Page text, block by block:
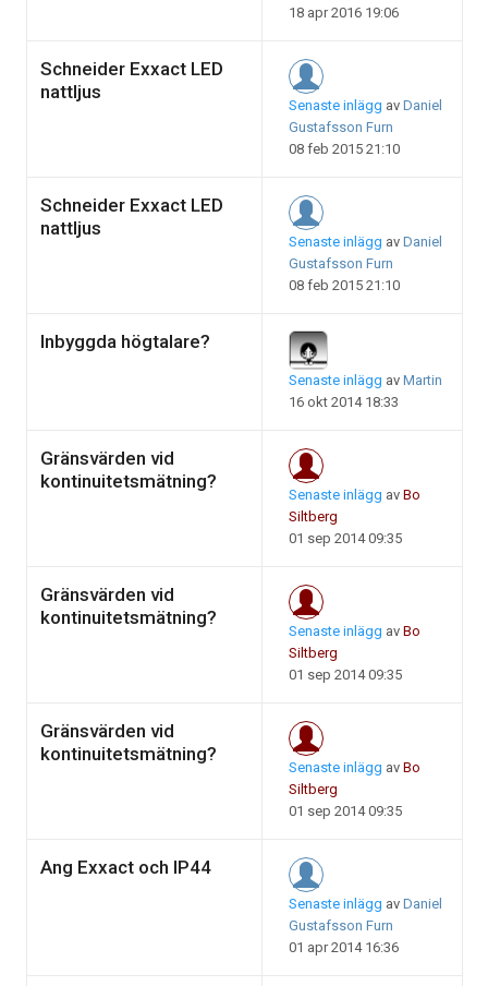
18 apr 2016 19:06
Schneider Exxact LED
nattljus
Senaste inlägg av Daniel
Gustafsson Furn
08 feb 2015 21:10
Schneider Exxact LED
nattljus
Senaste inlägg av Daniel
Gustafsson Furn
08 feb 2015 21:10
Inbyggda högtalare?
Senaste inlägg av Martin
16 okt 2014 18:33
Gränsvärden vid
kontinuitetsmätning?
Senaste inlägg av Bo
Siltberg
01 sep 2014 09:35
Gränsvärden vid
kontinuitetsmätning?
Senaste inlägg av Bo
Siltberg
01 sep 2014 09:35
Gränsvärden vid
kontinuitetsmätning?
Senaste inlägg av Bo
Siltberg
01 sep 2014 09:35
Ang Exxact och IP44
Senaste inlägg av Daniel
Gustafsson Furn
01 apr 2014 16:36